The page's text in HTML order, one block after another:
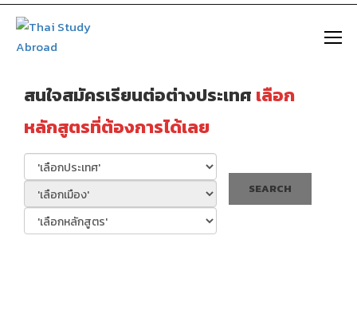
https://thaistudyabroad.com
สนใจสมัครเรียนต่อต่างประเทศ เลือก
หลักสูตรที่ต้องการได้เลย